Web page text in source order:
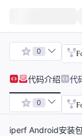
0
代码介绍 代
0
iperf Android安装